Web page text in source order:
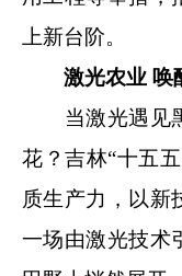
上新台阶。
激光农业 唤
当激光遇见黑
花？吉林“十五
质生产力，以新
一场由激光技术